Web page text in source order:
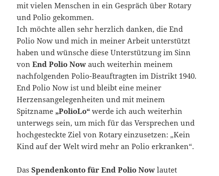
mit vielen Menschen in ein Gespräch über Rotary
und Polio gekommen.
Ich möchte allen sehr herzlich danken, die End
Polio Now und mich in meiner Arbeit unterstützt
haben und wünsche diese Unterstützung im Sinn
vonEnd Polio Now auch weiterhin meinem
nachfolgenden Polio-Beauftragten im Distrikt 1940.
End Polio Now ist und bleibt eine meiner
Herzensangelegenheiten und mit meinem
Spitzname „PolioLo“ werde ich auch weiterhin
unterwegs sein, um mich für das Versprechen und
hochgesteckte Ziel von Rotary einzusetzen: „Kein
Kind auf der Welt wird mehr an Polio erkranken“.
DasSpendenkonto für End Polio Now lautet